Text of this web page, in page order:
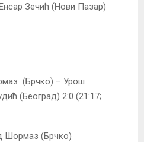
Зечић (Нови Пазар)
(Брчко) – Урош
(Београд) 2:0 (21:17;
Шормаз (Брчко)